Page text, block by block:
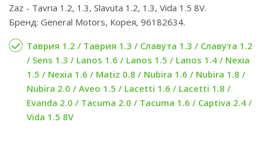
Zaz - Tavria 1.2, 1.3, Slavuta 1.2, 1.3, Vida 1.5 8V.
Бренд: General Motors, Корея, 96182634.
Таврия 1.2 / Таврия 1.3 / Славута 1.3 / Славута 1.2
/ Sens 1.3 / Lanos 1.6 / Lanos 1.5 / Lanos 1.4 / Nexia
1.5 / Nexia 1.6 / Matiz 0.8 / Nubira 1.6 / Nubira 1.8 /
Nubira 2.0 / Aveo 1.5 / Lacetti 1.6 / Lacetti 1.8 /
Evanda 2.0 / Tacuma 2.0 / Tacuma 1.6 / Captiva 2.4 /
Vida 1.5 8V